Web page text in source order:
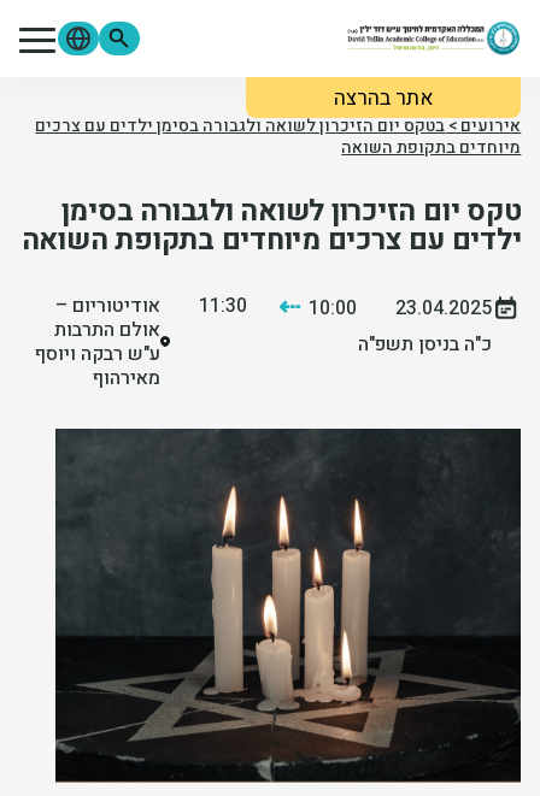
דילוג לתוכן העיקרי
אתר בהרצהמתעניינים סטודנטים
בוגרים
פורטל הסטודנטים
פורטל הסגל צור קשר
לימודים והרשמה
מידע שימושי
מחקר ופירסומים
חברה וקהילה
אירועים>בטקס יום הזיכרון לשואה ולגבורה בסימן ילדים עם צרכים
מיוחדים בתקופת השואה
טקס יום הזיכרון לשואה ולגבורה בסימן
ילדים עם צרכים מיוחדים בתקופת השואה
23.04.2025
10:00
כ"ה בניסן תשפ"ה
⇠
11:30
אודיטוריום –
אולם התרבות
ע"ש רבקה ויוסף
מאירהוף